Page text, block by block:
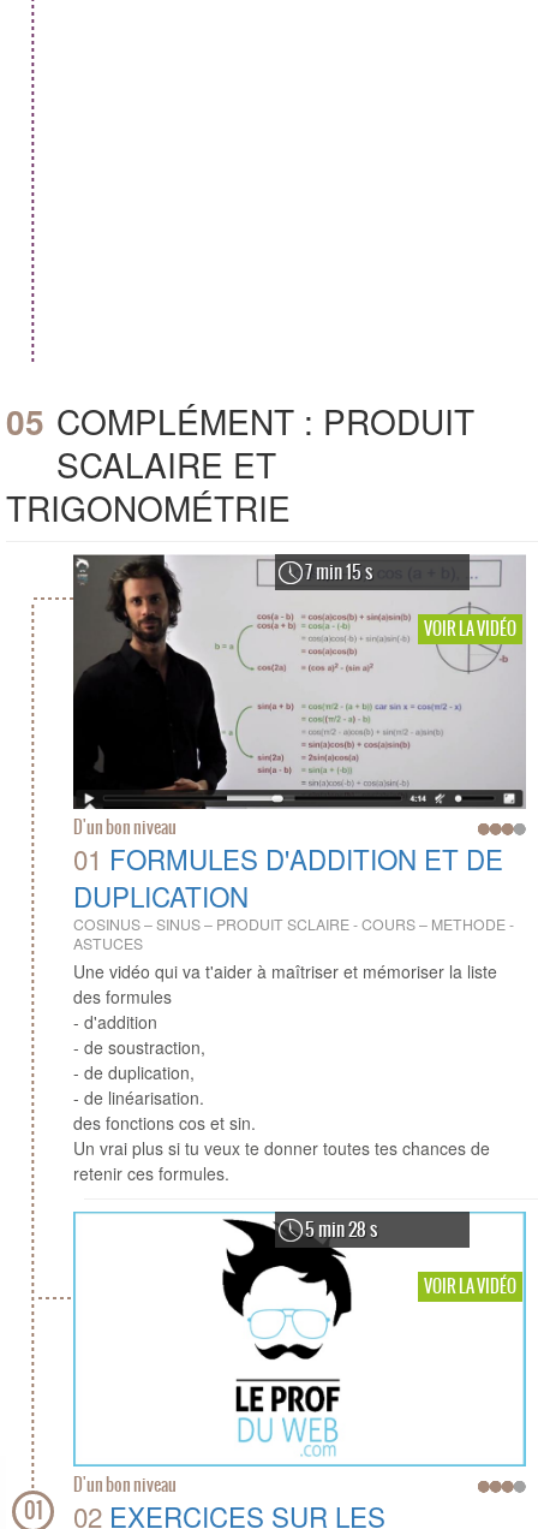
05 COMPLÉMENT : PRODUIT
SCALAIRE ET
TRIGONOMÉTRIE
01
7 min 15 s
VOIR LA VIDÉO
D'un bon niveau
01 FORMULES D'ADDITION ET DE
DUPLICATION
COSINUS – SINUS – PRODUIT SCLAIRE - COURS – METHODE -
ASTUCES
Une vidéo qui va t'aider à maîtriser et mémoriser la liste
des formules
- d'addition
- de soustraction,
- de duplication,
- de linéarisation.
des fonctions cos et sin.
Un vrai plus si tu veux te donner toutes tes chances de
retenir ces formules.
5 min 28 s
VOIR LA VIDÉO
D'un bon niveau
02 EXERCICES SUR LES